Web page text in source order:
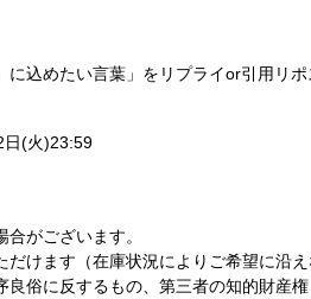
に込めたい言葉」をリプライor引用リ
日(火)23:59
がございます。
けます（在庫状況によりご希望に沿え
俗に反するもの、第三者の知的財産